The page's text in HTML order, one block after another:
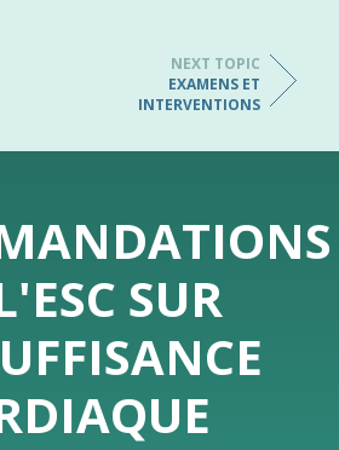
NEXT TOPIC
EXAMENS ET
INTERVENTIONS
SUR